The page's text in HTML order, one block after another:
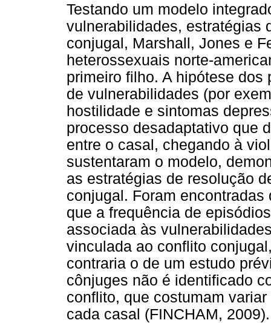
Testando um modelo
vulnerabilidades, estratégias
conjugal, Marshall, Jones e
heterossexuais norte-
primeiro filho. A hipótese
de vulnerabilidades (por
hostilidade e sintomas
processo desadaptativo que
entre o casal, chegando à
sustentaram o modelo,
as estratégias de resolução
conjugal. Foram
que a frequência de
associada às
vinculada ao conflito
contraria o de um estudo
cônjuges não é identificado
conflito, que costumam
cada casal (FINCHAM, 2009).